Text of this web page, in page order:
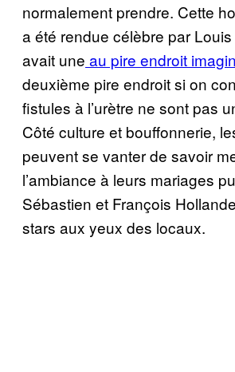
normalement prendre. Cette
a été rendue célèbre par
avait une au pire endroit
deuxième pire endroit si on
fistules à l’urètre ne sont pas
Côté culture et bouffonnerie,
peuvent se vanter de savoir
l’ambiance à leurs mariages
Sébastien et François
stars aux yeux des locaux.